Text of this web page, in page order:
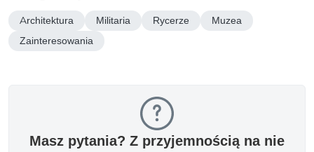
Architektura Militaria Rycerze
Muzea
Zainteresowania
Masz pytania? Z przyjemnością na nie